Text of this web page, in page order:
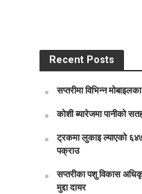
Recent Posts
सप्तरीमा विभिन्न
कोशी ब्यारेजमा पानीको
ट्रकमा लुकाइ ल्याएको
पक्राउ
सप्तरीका पशु विकास
मुद्दा दायर